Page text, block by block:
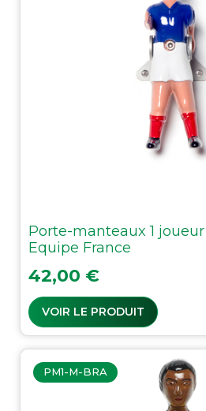
Porte-manteaux 1
Equipe France
Prix
42,00 €
VOIR LE PRODUIT
PM1-M-BRA